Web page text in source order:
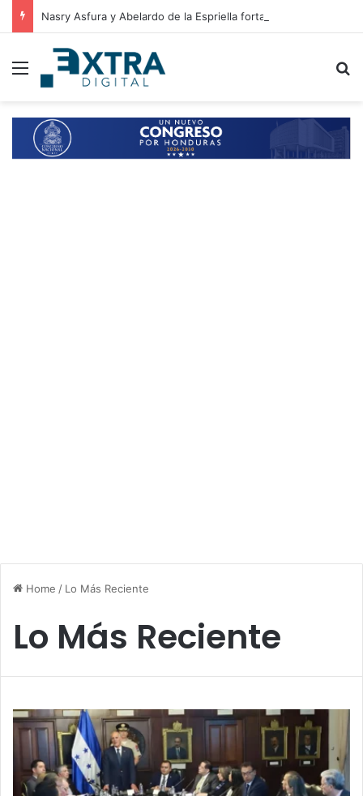
Menu
Home / Lo Más Reciente
Lo Más Reciente